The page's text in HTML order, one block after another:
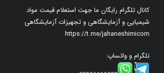
کانال تلگرام رایگان ما جهت استعلام قیمت مواد
شیمیایی و آزمایشگاهی و تجهیزات آزمایشگاهی
https://t.me/jahaneshimicom
تلگرام و واتساپ: